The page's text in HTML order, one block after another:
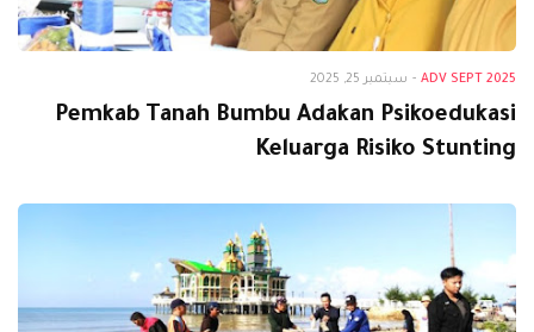
ADV SEPT 2025
- سبتمبر 25, 2025
Pemkab Tanah Bumbu Adakan Psikoedukasi
Keluarga Risiko Stunting